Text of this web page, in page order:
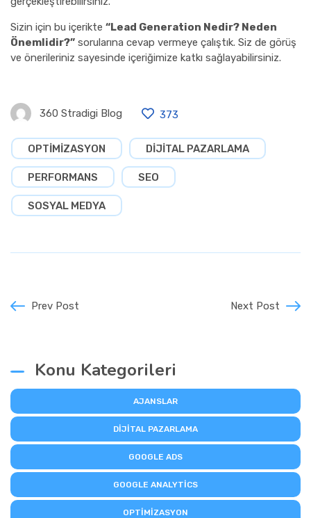
Konu Kategorileri
AJANSLAR
DIJITAL PAZARLAMA
GOOGLE ADS
GOOGLE ANALYTICS
OPTIMIZASYON
Sizin için bu içerikte “Lead Generation Nedir? Neden
Önemlidir?” sorularına cevap vermeye çalıştık. Siz de görüş
ve önerileriniz sayesinde içeriğimize katkı sağlayabilirsiniz.
360 Stradigi Blog 373
OPTIMIZASYON DIJITAL PAZARLAMA
PERFORMANS SEO
SOSYAL MEDYA
Prev Post Next Post